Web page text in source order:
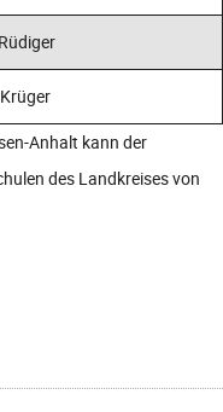
Anhalt kann der
des Landkreises von